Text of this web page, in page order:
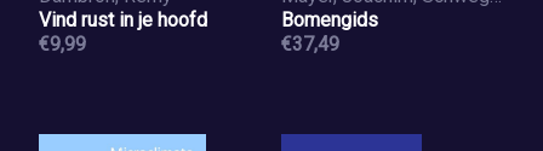
Vind rust in je hoofd
€9,99
Bomengids
€37,49